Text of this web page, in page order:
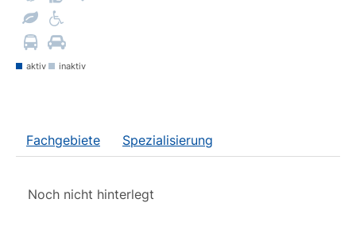
aktiv inaktiv
Fachgebiete Spezialisierung
Noch nicht hinterlegt